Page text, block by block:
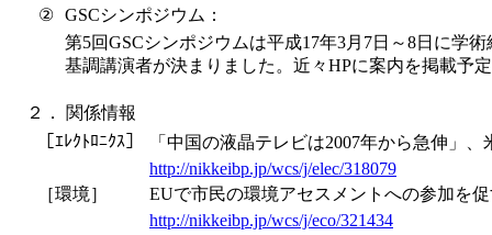
② GSCシンポジウム：
第5回GSCシンポジウムは平成17年3月7日～8日に学
基調講演者が決まりました。近々HPに案内を掲載予
２．
関係情報
［ｴﾚｸﾄﾛﾆｸｽ］
「中国の液晶テレビは2007年から急伸」、
http://nikkeibp.jp/wcs/j/elec/318079
［環境］
EUで市民の環境アセスメントへの参加を
http://nikkeibp.jp/wcs/j/eco/321434